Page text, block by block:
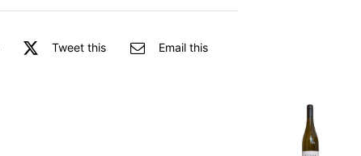
Tweet this Email this